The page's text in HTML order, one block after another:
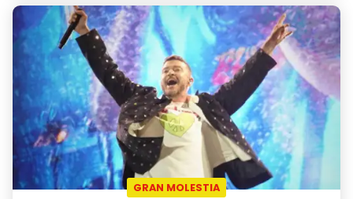
GRAN MOLESTIA